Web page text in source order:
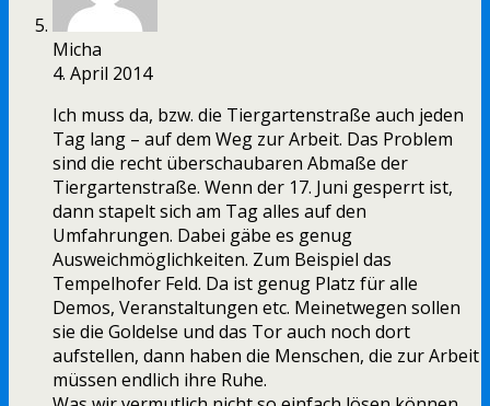
Micha
4. April 2014
Ich muss da, bzw. die Tiergartenstraße auch jeden
Tag lang – auf dem Weg zur Arbeit. Das Problem
sind die recht überschaubaren Abmaße der
Tiergartenstraße. Wenn der 17. Juni gesperrt ist,
dann stapelt sich am Tag alles auf den
Umfahrungen. Dabei gäbe es genug
Ausweichmöglichkeiten. Zum Beispiel das
Tempelhofer Feld. Da ist genug Platz für alle
Demos, Veranstaltungen etc. Meinetwegen sollen
sie die Goldelse und das Tor auch noch dort
aufstellen, dann haben die Menschen, die zur Arbeit
müssen endlich ihre Ruhe.